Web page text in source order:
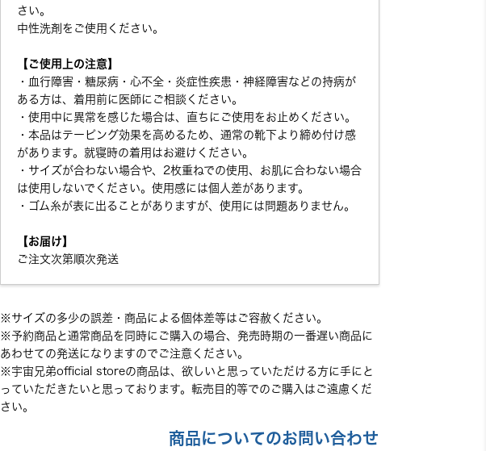
さい。
中性洗剤をご使用ください。
【ご使用上の注意】
・血行障害・糖尿病・心不全・炎症性疾患・神経障害などの持病が
ある方は、着用前に医師にご相談ください。
・使用中に異常を感じた場合は、直ちにご使用をお止めください。
・本品はテーピング効果を高めるため、通常の靴下より締め付け感
があります。就寝時の着用はお避けください。
・サイズが合わない場合や、2枚重ねでの使用、お肌に合わない場合
は使用しないでください。使用感には個人差があります。
・ゴム糸が表に出ることがありますが、使用には問題ありません。
【お届け】
ご注文次第順次発送
※サイズの多少の誤差・商品による個体差等はご容赦ください。
※予約商品と通常商品を同時にご購入の場合、発売時期の一番遅い商品に
あわせての発送になりますのでご注意ください。
※宇宙兄弟official storeの商品は、欲しいと思っていただける方に手にと
っていただきたいと思っております。転売目的等でのご購入はご遠慮くだ
さい。
商品についてのお問い合わせ